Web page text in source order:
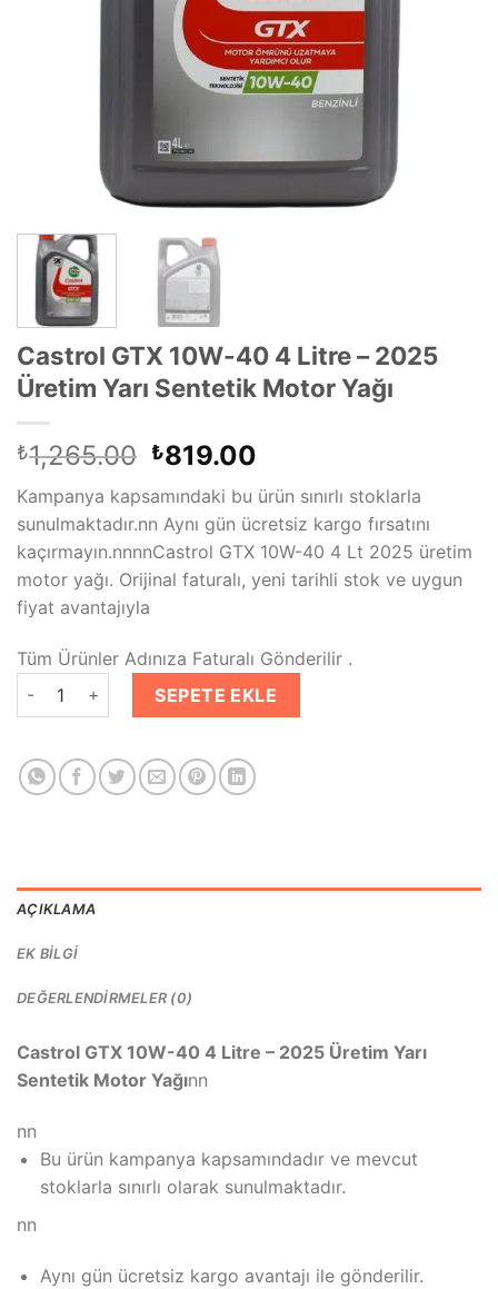
Castrol GTX 10W-40 4 Litre – 2025
Üretim Yarı Sentetik Motor Yağı
₺1,265.00 Orijinal
fiyat:
₺1,265.00.
₺819.00
andaki
fiyat:
₺819.00.
Kampanya kapsamındaki bu ürün sınırlı stoklarla
sunulmaktadır.nn Aynı gün ücretsiz kargo fırsatını
kaçırmayın.nnnnCastrol GTX 10W-40 4 Lt 2025 üretim
motor yağı. Orijinal faturalı, yeni tarihli stok ve uygun
fiyat avantajıyla
Tüm Ürünler Adınıza Faturalı Gönderilir .
Castrol GTX 10W-40 4 Litre - 2025 Üretim Yarı Sentetik
SEPETE EKLE
AÇIKLAMA
EK BILGI
DEĞERLENDIRMELER (0)
Castrol GTX 10W-40 4 Litre – 2025 Üretim Yarı
Sentetik Motor Yağınn
nn
Bu ürün kampanya kapsamındadır ve mevcut
stoklarla sınırlı olarak sunulmaktadır.
nn
Aynı gün ücretsiz kargo avantajı ile gönderilir.